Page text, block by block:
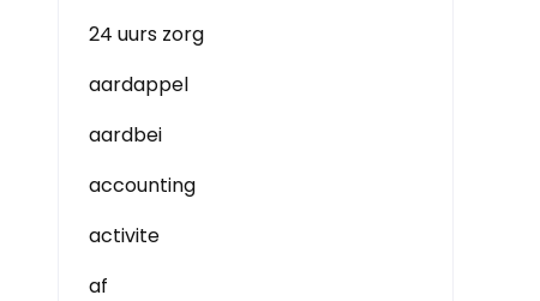
24 uurs zorg
aardappel
aardbei
accounting
activite
af